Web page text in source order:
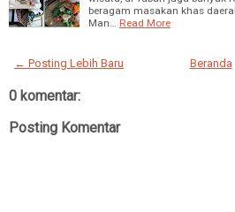
beragam masakan khas
Man… Read More
← Posting Lebih Baru Beranda
0 komentar:
Posting Komentar